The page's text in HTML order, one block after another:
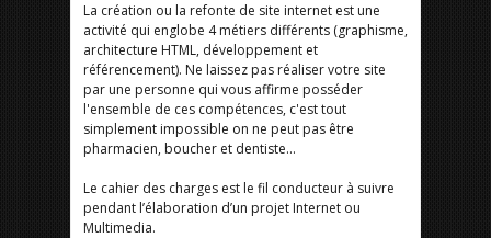
La création ou la refonte de site internet est une
activité qui englobe 4 métiers différents (graphisme,
architecture HTML, développement et
référencement). Ne laissez pas réaliser votre site
par une personne qui vous affirme posséder
l'ensemble de ces compétences, c'est tout
simplement impossible on ne peut pas être
pharmacien, boucher et dentiste...
Le cahier des charges est le fil conducteur à suivre
pendant l’élaboration d’un projet Internet ou
Multimedia.